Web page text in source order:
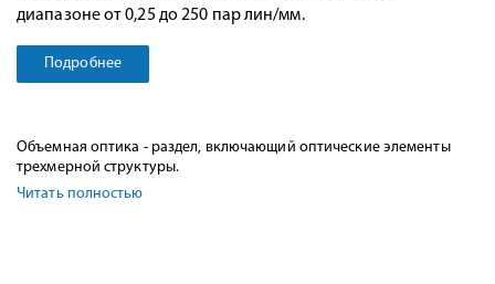
диапазоне от 0,25 до 250 пар лин/мм.
Подробнее
Объемная оптика - раздел, включающий оптические элементы
трехмерной структуры.
Читать полностью